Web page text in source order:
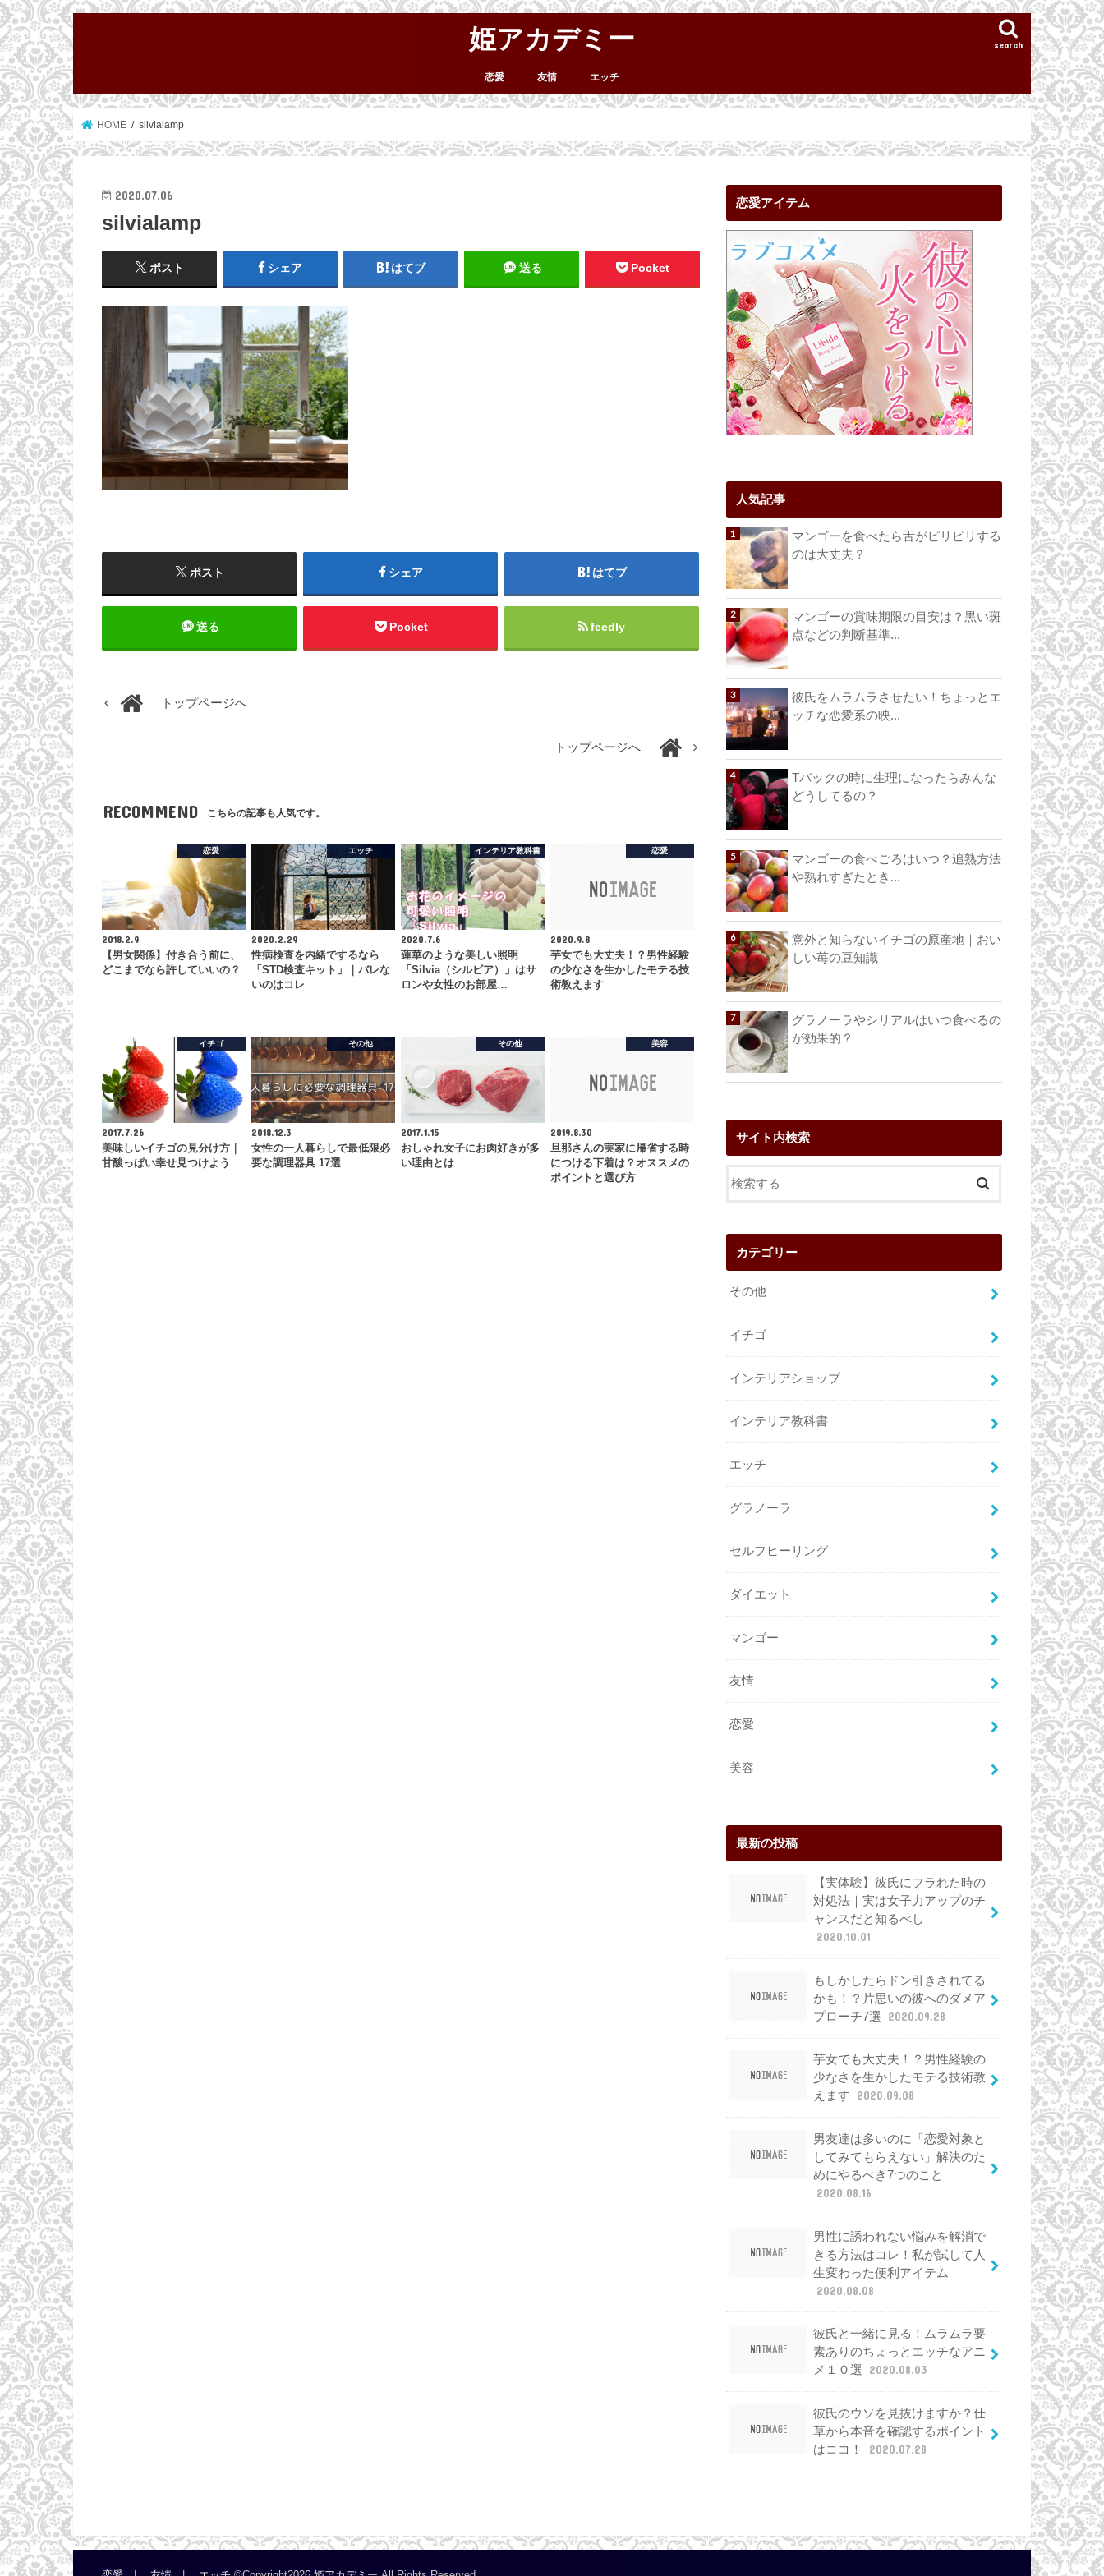
姫アカデミー search
恋愛 友情 エッチ
HOME silvialamp
2020.07.06
silvialamp
ポスト シェア はてブ 送る Pocket
ポスト シェア はてブ
送る Pocket feedly
トップページへ
トップページへ
RECOMMEND こちらの記事も人気です。
恋愛
2018.2.9
【男女関係】付き合う前に、
どこまでなら許していいの？
エッチ
2020.2.29
性病検査を内緒でするなら
「STD検査キット」｜バレな
いのはコレ
インテリア教科書
2020.7.6
蓮華のような美しい照明
「Silvia（シルビア）」はサ
ロンや女性のお部屋…
恋愛
2020.9.8
芋女でも大丈夫！？男性経験
の少なさを生かしたモテる技
術教えます
イチゴ
2017.7.26
美味しいイチゴの見分け方｜
甘酸っぱい幸せ見つけよう
その他
2018.12.3
女性の一人暮らしで最低限必
要な調理器具 17選
その他
2017.1.15
おしゃれ女子にお肉好きが多
い理由とは
美容
2019.8.30
旦那さんの実家に帰省する時
につける下着は？オススメの
ポイントと選び方
恋愛アイテム
人気記事
マンゴーを食べたら舌がピリピリする
のは大丈夫？
マンゴーの賞味期限の目安は？黒い斑
点などの判断基準...
彼氏をムラムラさせたい！ちょっとエ
ッチな恋愛系の映...
Tバックの時に生理になったらみんな
どうしてるの？
マンゴーの食べごろはいつ？追熟方法
や熟れすぎたとき...
意外と知らないイチゴの原産地｜おい
しい苺の豆知識
グラノーラやシリアルはいつ食べるの
が効果的？
サイト内検索
カテゴリー
その他
イチゴ
インテリアショップ
インテリア教科書
エッチ
グラノーラ
セルフヒーリング
ダイエット
マンゴー
友情
恋愛
美容
最新の投稿
【実体験】彼氏にフラれた時の
対処法｜実は女子力アップのチ
ャンスだと知るべし
2020.10.01
もしかしたらドン引きされてる
かも！？片思いの彼へのダメア
プローチ7選
2020.09.28
芋女でも大丈夫！？男性経験の
少なさを生かしたモテる技術教
えます
2020.09.08
男友達は多いのに「恋愛対象と
してみてもらえない」解決のた
めにやるべき7つのこと
2020.08.16
男性に誘われない悩みを解消で
きる方法はコレ！私が試して人
生変わった便利アイテム
2020.08.08
彼氏と一緒に見る！ムラムラ要
素ありのちょっとエッチなアニ
メ１０選
2020.08.03
彼氏のウソを見抜けますか？仕
草から本音を確認するポイント
はココ！
2020.07.28